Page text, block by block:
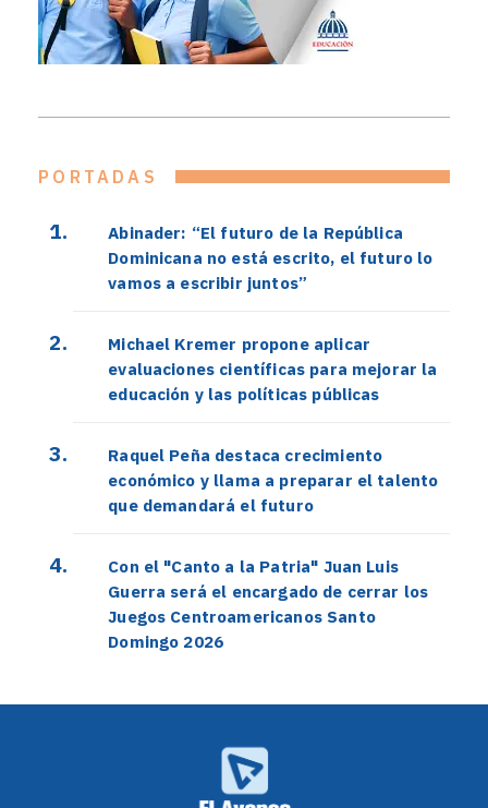
PORTADAS
Abinader: “El futuro de la República
Dominicana no está escrito, el futuro lo
vamos a escribir juntos”
Michael Kremer propone aplicar
evaluaciones científicas para mejorar la
educación y las políticas públicas
Raquel Peña destaca crecimiento
económico y llama a preparar el talento
que demandará el futuro
Con el "Canto a la Patria" Juan Luis
Guerra será el encargado de cerrar los
Juegos Centroamericanos Santo
Domingo 2026